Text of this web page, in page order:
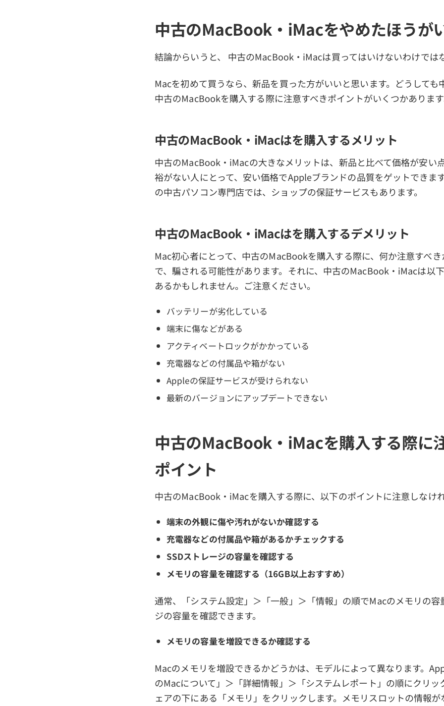
中古のMacBook・iMacをやめたほうが
結論からいうと、 中古のMacBook・iMacは買ってはいけないわけでは
Macを初めて買うなら、新品を買った方がいいと思います。どうしても
中古のMacBookを購入する際に注意すべきポイントがいくつかありま
中古のMacBook・iMacはを購入するメリット
中古のMacBook・iMacの大きなメリットは、新品と比べて価格が安い
裕がない人にとって、安い価格でAppleブランドの品質をゲットできま
の中古パソコン専門店では、ショップの保証サービスもあります。
中古のMacBook・iMacはを購入するデメリット
Mac初心者にとって、中古のMacBookを購入する際に、何か注意すべ
で、騙される可能性があります。それに、中古のMacBook・iMacは以
あるかもしれません。ご注意ください。
バッテリーが劣化している
端末に傷などがある
アクティベートロックがかかっている
充電器などの付属品や箱がない
Appleの保証サービスが受けられない
最新のバージョンにアップデートできない
中古のMacBook・iMacを購入する際に
ポイント
中古のMacBook・iMacを購入する際に、以下のポイントに注意しなけ
端末の外観に傷や汚れがないか確認する
充電器などの付属品や箱があるかチェックする
SSDストレージの容量を確認する
メモリの容量を確認する（16GB以上おすすめ）
通常、「システム設定」＞「一般」＞「情報」の順でMacのメモリの容
ジの容量を確認できます。
メモリの容量を増設できるか確認する
Macのメモリを増設できるかどうかは、モデルによって異なります。
のMacについて」＞「詳細情報」＞「システムレポート」の順にクリッ
ェアの下にある「メモリ」をクリックします。メモリスロットの情報